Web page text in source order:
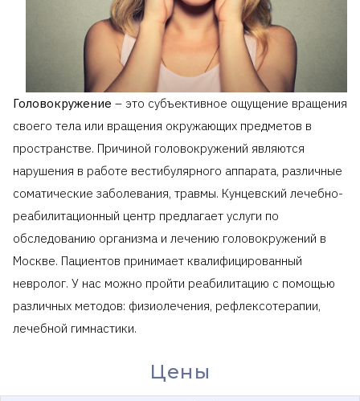
Головокружение – это субъективное ощущение вращения
своего тела или вращения окружающих предметов в
пространстве. Причиной головокружений являются
нарушения в работе вестибулярного аппарата, различные
соматические заболевания, травмы. Кунцевский лечебно-
реабилитационный центр предлагает услуги по
обследованию организма и лечению головокружений в
Москве. Пациентов принимает квалифицированный
невролог. У нас можно пройти реабилитацию с помощью
различных методов: физиолечения, рефлексотерапии,
лечебной гимнастики.
Цены